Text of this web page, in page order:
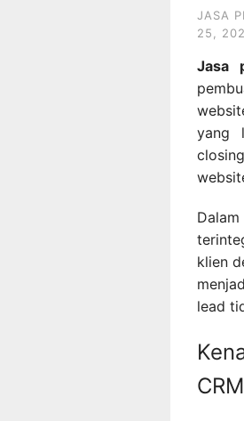
JASA
25,
Jasa
yang
klien
lead